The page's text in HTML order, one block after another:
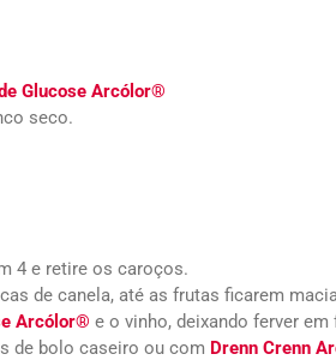
Glucose Arcólor®
seco.
4 e retire os caroços.
de canela, até as frutas ficarem
Arcólor® e o vinho, deixando ferver
de bolo caseiro ou com Drenn Crenn